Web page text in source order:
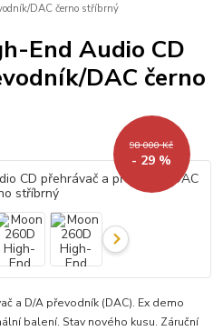
DAC černo stříbrný
End Audio CD
DAC černo
98 000 Kč
- 29 %
a D/A převodník (DAC). Ex demo
balení. Stav nového kusu. Záruční